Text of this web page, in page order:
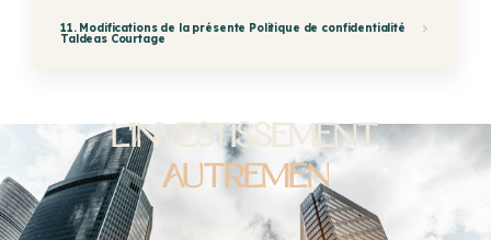
11. Modifications de la présente Politique de confidentialité
Taldeas Courtage
L'investissement,
autrement